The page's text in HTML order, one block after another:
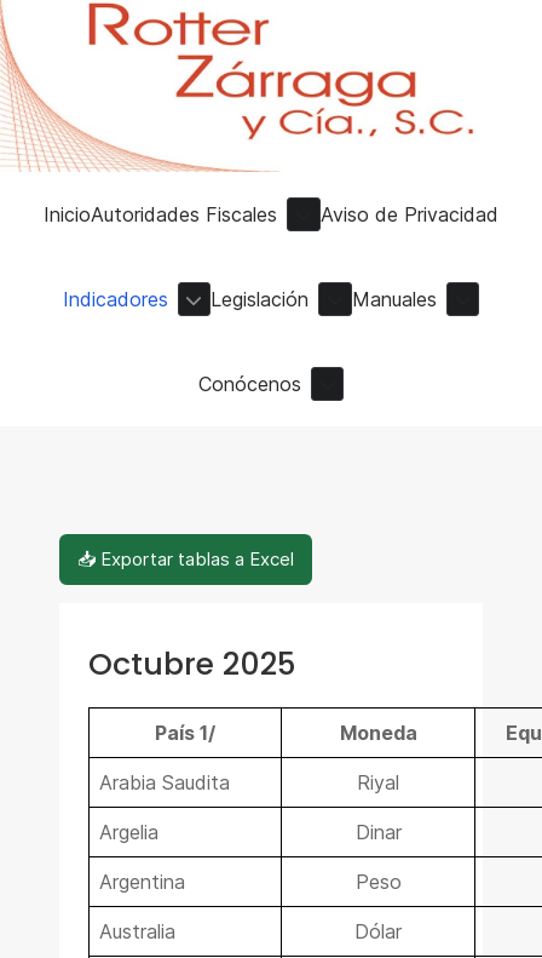
InicioAutoridades Fiscales Aviso de Privacidad
Indicadores Legislación Manuales
Conócenos
📥 Exportar tablas a Excel
Octubre 2025
País 1/ Moneda
Arabia Saudita Riyal
Argelia Dinar
Argentina Peso
Australia Dólar